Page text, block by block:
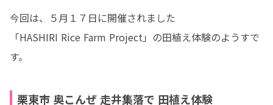
今回は、５月１７日に開催されました
「HASHIRI Rice Farm Project」の田植え体験のようすで
す。
栗東市 奥こんぜ 走井集落で 田植え体験